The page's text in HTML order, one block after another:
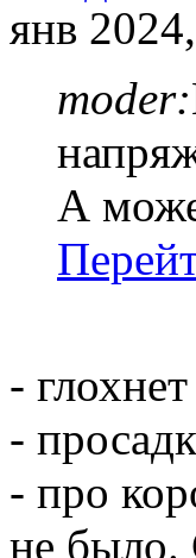
янв
moder:
А
-
-
- про
не было.